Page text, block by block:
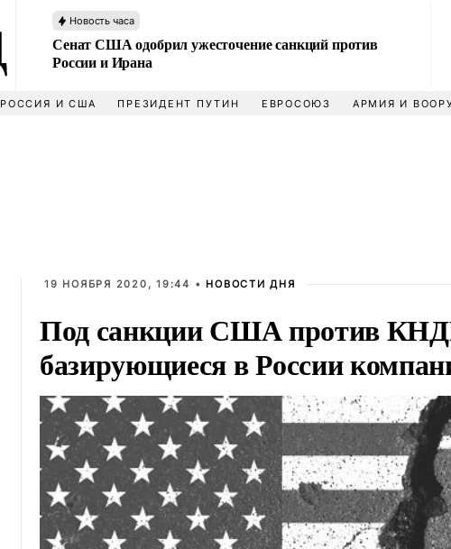
Новость часа
Сенат США одобрил ужесточение санкций против
России и Ирана
РОССИЯ И США ПРЕЗИДЕНТ ПУТИН ЕВРОСОЮЗ АРМИЯ И
19 НОЯБРЯ 2020, 19:44 • НОВОСТИ ДНЯ
Под санкции США против
базирующиеся в России